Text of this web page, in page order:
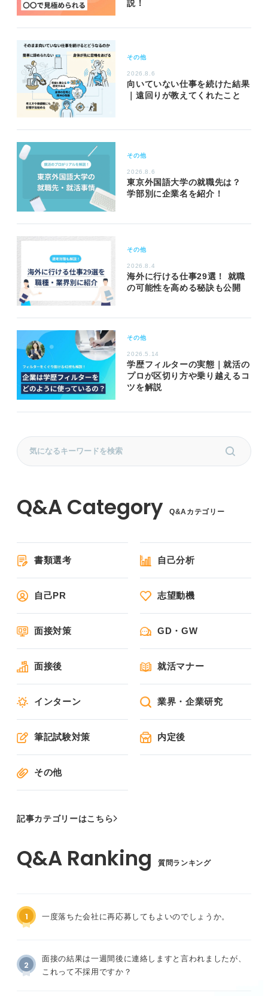
説！
その他
2026.8.6
向いていない仕事を続けた結果
｜遠回りが教えてくれたこと
その他
2026.8.6
東京外国語大学の就職先は？
学部別に企業名を紹介！
その他
2026.8.4
海外に行ける仕事29選！ 就職
の可能性を高める秘訣も公開
その他
2026.5.14
学歴フィルターの実態｜就活の
プロが区切り方や乗り越えるコ
ツを解説
Q&Aカテゴリー
書類選考 自己分析
自己PR 志望動機
面接対策 GD・GW
面接後 就活マナー
インターン 業界・企業研究
筆記試験対策 内定後
その他
記事カテゴリーはこちら
質問ランキング
1 一度落ちた会社に再応募してもよいのでしょうか。
2
面接の結果は一週間後に連絡しますと言われましたが、
これって不採用ですか？